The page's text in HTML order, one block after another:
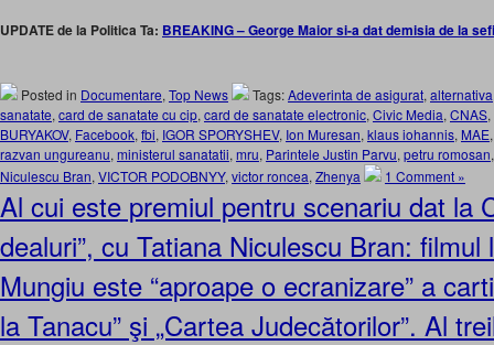
UPDATE de la Politica Ta: BREAKING – George Maior si-a dat demisia de la
Posted in Documentare, Top News Tags:Adeverinta de asigurat, alternativa
sanatate, card de sanatate cu cip, card de sanatate electronic, Civic Media, CNAS,
BURYAKOV, Facebook, fbi, IGOR SPORYSHEV, Ion Muresan, klaus iohannis, MAE
razvan ungureanu, ministerul sanatatii, mru, Parintele Justin Parvu, petru romosan
Niculescu Bran, VICTOR PODOBNYY, victor roncea, Zhenya 1 Comment »
Al cui este premiul pentru scenariu dat la
dealuri”, cu Tatiana Niculescu Bran: filmul
Mungiu este “aproape o ecranizare” a
la Tanacu” şi „Cartea Judecătorilor”. Al